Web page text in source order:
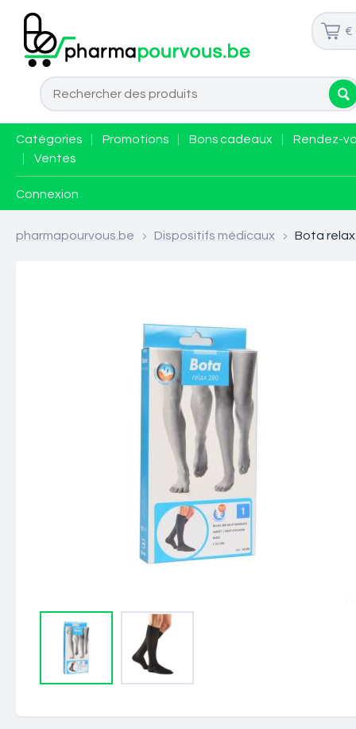
€
Catégories Promotions Bons cadeaux
Rendez-
Ventes
Connexion
pharmapourvous.be > Dispositifs médicaux > Bota relax